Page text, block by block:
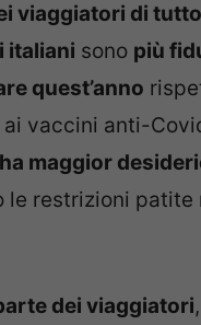
viaggiatori di
italiani sono più
quest’anno
vaccini anti-
maggior
le restrizioni patite
dei viaggiatori,